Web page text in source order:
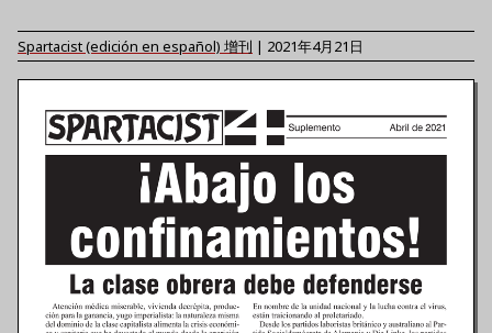
Spartacist (edición en español) 增刊 | 2021年4月21日